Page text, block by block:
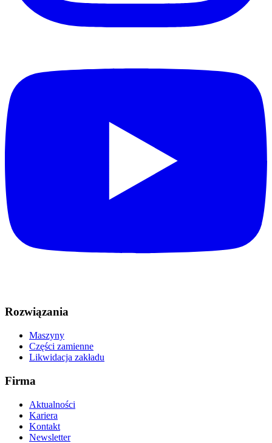
Rozwiązania
Maszyny
Części zamienne
Likwidacja zakładu
Firma
Aktualności
Kariera
Kontakt
Newsletter